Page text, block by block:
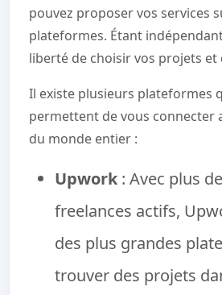
pouvez proposer vos services
plateformes. Étant
liberté de choisir vos projets et
Il existe plusieurs plateformes
permettent de vous connecter
du monde entier :
Upwork : Avec plus
freelances actifs,
des plus grandes
trouver des projets